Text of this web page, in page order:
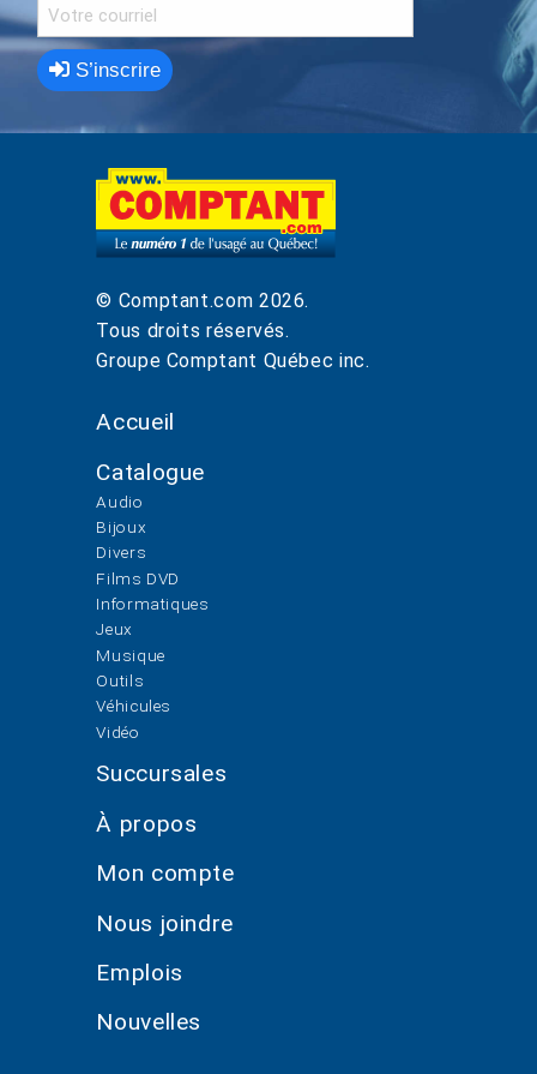
S’inscrire
© Comptant.com 2026.
Tous droits réservés.
Groupe Comptant Québec inc.
Accueil
Catalogue
Audio
Bijoux
Divers
Films DVD
Informatiques
Jeux
Musique
Outils
Véhicules
Vidéo
Succursales
À propos
Mon compte
Nous joindre
Emplois
Nouvelles